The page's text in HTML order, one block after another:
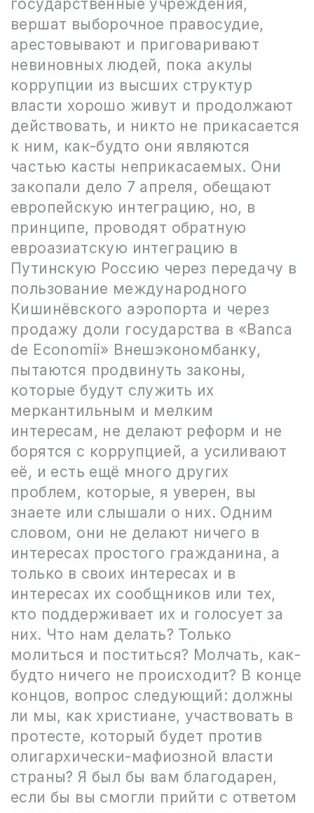
государственные учреждения,
вершат выборочное правосудие,
арестовывают и приговаривают
невиновных людей, пока акулы
коррупции из высших структур
власти хорошо живут и продолжают
действовать, и никто не прикасается
к ним, как-будто они являются
частью касты неприкасаемых. Они
закопали дело 7 апреля, обещают
европейскую интеграцию, но, в
принципе, проводят обратную
евроазиатскую интеграцию в
Путинскую Россию через передачу в
пользование международного
Кишинёвского аэропорта и через
продажу доли государства в «Banca
de Economii» Внешэкономбанку,
пытаются продвинуть законы,
которые будут служить их
меркантильным и мелким
интересам, не делают реформ и не
борятся с коррупцией, а усиливают
её, и есть ещё много других
проблем, которые, я уверен, вы
знаете или слышали о них. Одним
словом, они не делают ничего в
интересах простого гражданина, а
только в своих интересах и в
интересах их сообщников или тех,
кто поддерживает их и голосует за
них. Что нам делать? Только
молиться и поститься? Молчать, как-
будто ничего не происходит? В конце
концов, вопрос следующий: должны
ли мы, как христиане, участвовать в
протесте, который будет против
олигархически-мафиозной власти
страны? Я был бы вам благодарен,
если бы вы смогли прийти с ответом